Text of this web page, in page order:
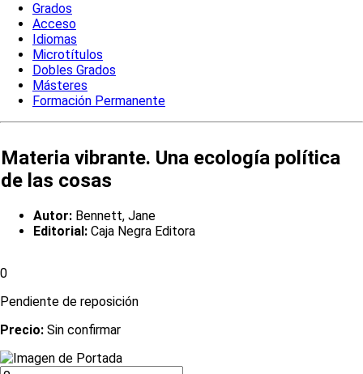
Grados
Acceso
Idiomas
Microtítulos
Dobles Grados
Másteres
Formación Permanente
Materia vibrante. Una ecología política
de las cosas
Autor: Bennett, Jane
Editorial: Caja Negra Editora
0
Pendiente de reposición
Precio: Sin confirmar